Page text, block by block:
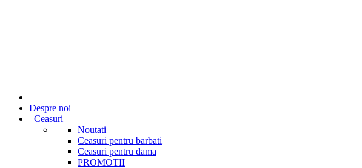
Despre noi
Ceasuri
Noutati
Ceasuri pentru barbati
Ceasuri pentru dama
PROMOTII